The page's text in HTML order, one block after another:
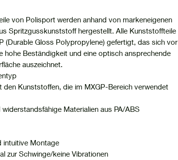
von Polisport werden anhand von markeneigenen
Spritzgusskunststoff hergestellt. Alle Kunststoffteile
(Durable Gloss Polypropylene) gefertigt, das sich vor
hohe Beständigkeit und eine optisch ansprechende
auszeichnet.
den Kunststoffen, die im MXGP-Bereich verwendet
Materialien aus PA/ABS
intuitive Montage
zur Schwinge/keine Vibrationen